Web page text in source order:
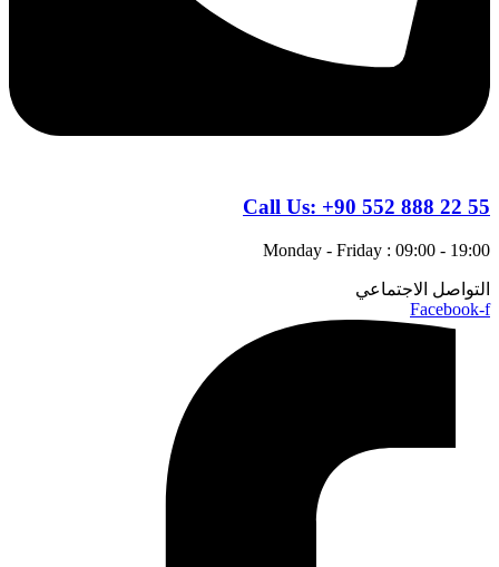
Call Us: +90 552 888 22 55
Monday - Friday : 09:00 - 19:00
التواصل الاجتماعي
Facebook-f